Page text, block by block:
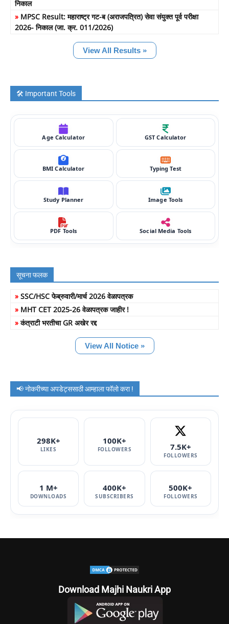
निकाल
» MPSC Result: महाराष्ट्र गट-ब (अराजपत्रित) सेवा संयुक्त पूर्व परीक्षा
2026- निकाल (जा. क्र. 011/2026)
View All Results »
🛠️ Important Tools
Age Calculator GST Calculator
BMI Calculator Typing Test
Study Planner Image Tools
PDF Tools Social Media Tools
सूचना फलक
» SSC/HSC फेब्रुवारी/मार्च 2026 वेळापत्रक
» MHT CET 2025-26 वेळापत्रक जाहीर !
»कंत्राटी भरतीचा GR अखेर रद्द
View All Notice »
📢 नोकरीच्या अपडेट्ससाठी आम्हाला फॉलो करा !
298K+
LIKES
100K+
FOLLOWERS 7.5K+
FOLLOWERS
1 M+
DOWNLOADS
400K+
SUBSCRIBERS
500K+
FOLLOWERS
Download Majhi Naukri App